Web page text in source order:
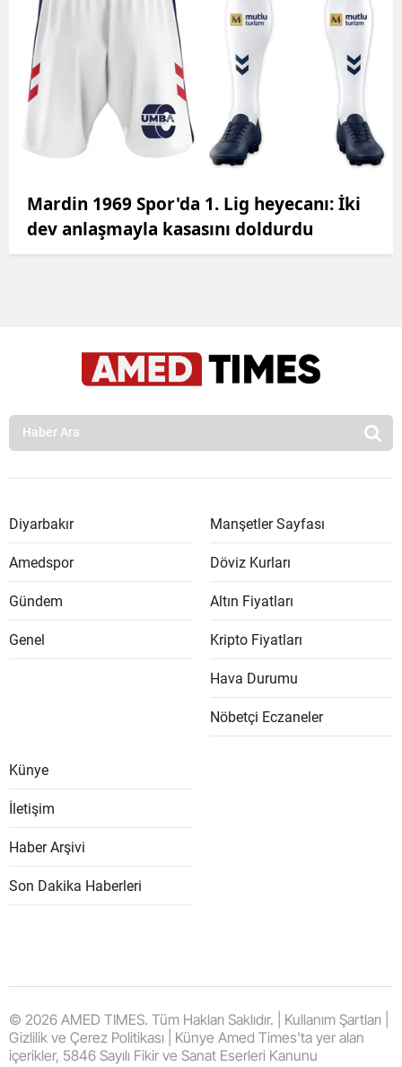
Mardin 1969 Spor'da 1. Lig heyecanı: İki
dev anlaşmayla kasasını doldurdu
Diyarbakır
Amedspor
Gündem
Genel
Manşetler Sayfası
Döviz Kurları
Altın Fiyatları
Kripto Fiyatları
Hava Durumu
Nöbetçi Eczaneler
Künye
İletişim
Haber Arşivi
Son Dakika Haberleri
© 2026 AMED TIMES. Tüm Hakları Saklıdır. | Kullanım Şartları |
Gizlilik ve Çerez Politikası | Künye Amed Times'ta yer alan
içerikler, 5846 Sayılı Fikir ve Sanat Eserleri Kanunu